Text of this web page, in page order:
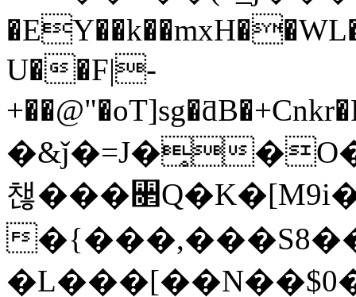
U��F|-
�&ǰ�=J�̥
챊